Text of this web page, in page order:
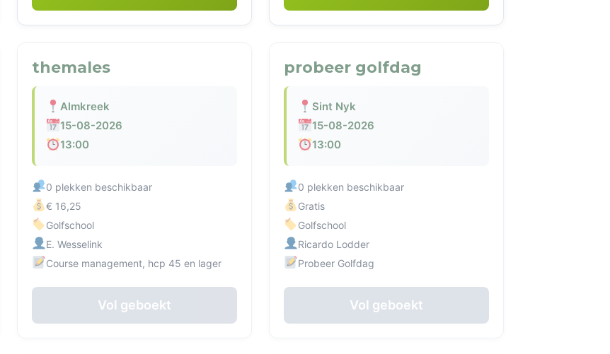
themales
Almkreek
15-08-2026
13:00
0 plekken beschikbaar
€ 16,25
Golfschool
E. Wesselink
Course management, hcp 45 en lager
Vol geboekt
probeer golfdag
Sint Nyk
15-08-2026
13:00
0 plekken beschikbaar
Gratis
Golfschool
Ricardo Lodder
Probeer Golfdag
Vol geboekt